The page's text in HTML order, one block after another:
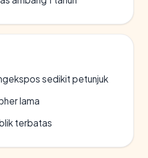
sedikit petunjuk
lama
terbatas